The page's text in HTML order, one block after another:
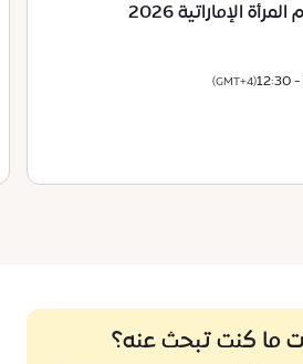
الإماراتية 2026
(GMT+4)
ما كنت تبحث عنه؟